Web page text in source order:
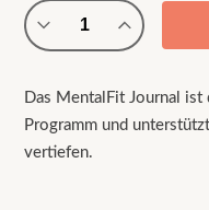
MentalFit
Journal
Das MentalFit Journal
Programm und
vertiefen.